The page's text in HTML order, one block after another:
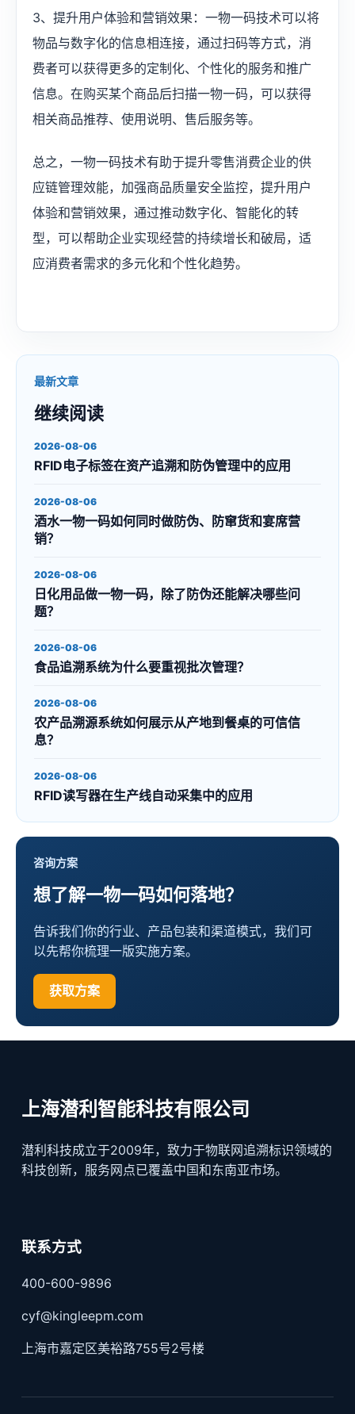
3、提升用户体验和营销效果：一物一码技术可以将
物品与数字化的信息相连接，通过扫码等方式，消
费者可以获得更多的定制化、个性化的服务和推广
信息。在购买某个商品后扫描一物一码，可以获得
相关商品推荐、使用说明、售后服务等。
总之，一物一码技术有助于提升零售消费企业的供
应链管理效能，加强商品质量安全监控，提升用户
体验和营销效果，通过推动数字化、智能化的转
型，可以帮助企业实现经营的持续增长和破局，适
应消费者需求的多元化和个性化趋势。
最新文章
继续阅读
2026-08-06
RFID电子标签在资产追溯和防伪管理中的应用
2026-08-06
酒水一物一码如何同时做防伪、防窜货和宴席营
销？
2026-08-06
日化用品做一物一码，除了防伪还能解决哪些问
题？
2026-08-06
食品追溯系统为什么要重视批次管理？
2026-08-06
农产品溯源系统如何展示从产地到餐桌的可信信
息？
2026-08-06
RFID读写器在生产线自动采集中的应用
咨询方案
想了解一物一码如何落地？
告诉我们你的行业、产品包装和渠道模式，我们可
以先帮你梳理一版实施方案。
获取方案
上海潜利智能科技有限公司
潜利科技成立于2009年，致力于物联网追溯标识领域的
科技创新，服务网点已覆盖中国和东南亚市场。
联系方式
400-600-9896
cyf@kingleepm.com
上海市嘉定区美裕路755号2号楼